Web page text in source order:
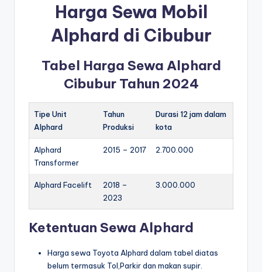
Harga Sewa Mobil
Alphard di Cibubur
Tabel Harga Sewa Alphard
Cibubur Tahun 2024
Tipe Unit
Alphard
Tahun
Produksi
Durasi 12 jam dalam
kota
Alphard
Transformer
2015 – 2017 2.700.000
Alphard Facelift
2018 –
2023
3.000.000
Ketentuan Sewa Alphard
Harga sewa Toyota Alphard dalam tabel diatas
belum termasuk Tol,Parkir dan makan supir.